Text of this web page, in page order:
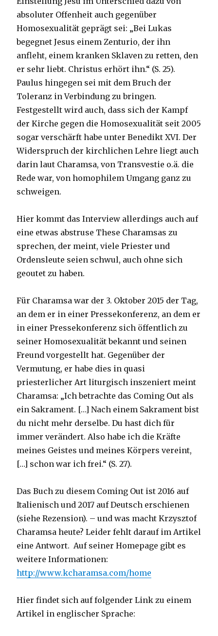
absoluter Offenheit auch gegenüber
Homosexualität geprägt sei: „Bei Lukas
begegnet Jesus einem Zenturio, der ihn
anfleht, einem kranken Sklaven zu retten, den
er sehr liebt. Christus erhört ihn.“ (S. 25).
Paulus hingegen sei mit dem Bruch der
Toleranz in Verbindung zu bringen.
Festgestellt wird auch, dass sich der Kampf
der Kirche gegen die Homosexualität seit 2005
sogar verschärft habe unter Benedikt XVI. Der
Widerspruch der kirchlichen Lehre liegt auch
darin laut Charamsa, von Transvestie o.ä. die
Rede war, von homophilem Umgang ganz zu
schweigen.
Hier kommt das Interview allerdings auch auf
eine etwas abstruse These Charamsas zu
sprechen, der meint, viele Priester und
Ordensleute seien schwul, auch ohne sich
geoutet zu haben.
Für Charamsa war der 3. Oktober 2015 der Tag,
an dem er in einer Pressekonferenz, an dem er
in einer Pressekonferenz sich öffentlich zu
seiner Homosexualität bekannt und seinen
Freund vorgestellt hat. Gegenüber der
Vermutung, er habe dies in quasi
priesterlicher Art liturgisch inszeniert meint
Charamsa: „Ich betrachte das Coming Out als
ein Sakrament. […] Nach einem Sakrament bist
du nicht mehr derselbe. Du hast dich für
immer verändert. Also habe ich die Kräfte
meines Geistes und meines Körpers vereint,
[…] schon war ich frei.“ (S. 27).
Das Buch zu diesem Coming Out ist 2016 auf
Italienisch und 2017 auf Deutsch erschienen
(siehe Rezension). – und was macht Krzysztof
Charamsa heute? Leider fehlt darauf im Artikel
eine Antwort. Auf seiner Homepage gibt es
weitere Informationen:
http://www.kcharamsa.com/home
Hier findet sich auf folgender Link zu einem
Artikel in englischer Sprache: